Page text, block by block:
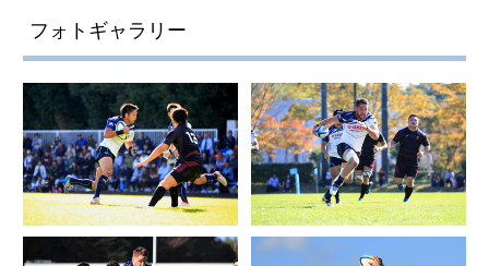
フォトギャラリー